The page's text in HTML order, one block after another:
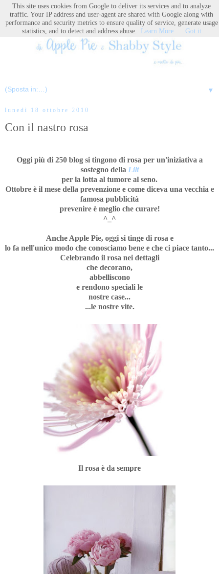
▼
lunedì 18 ottobre 2010
Con il nastro rosa
Oggi più di 250 blog si tingono di rosa per un'iniziativa a
sostegno della Lilt
per la lotta al tumore al seno.
Ottobre è il mese della prevenzione e come diceva una vecchia e
famosa pubblicità
prevenire è meglio che curare!
^_^
Anche Apple Pie, oggi si tinge di rosa e
lo fa nell'unico modo che conosciamo bene e che ci piace tanto...
Celebrando il rosa nei dettagli
che decorano,
abbelliscono
e rendono speciali le
nostre case...
...le nostre vite.
Il rosa è da sempre
This site uses cookies from Google to deliver its services and to analyze
traffic. Your IP address and user-agent are shared with Google along with
performance and security metrics to ensure quality of service, generate usage
statistics, and to detect and address abuse.
Learn More Got it